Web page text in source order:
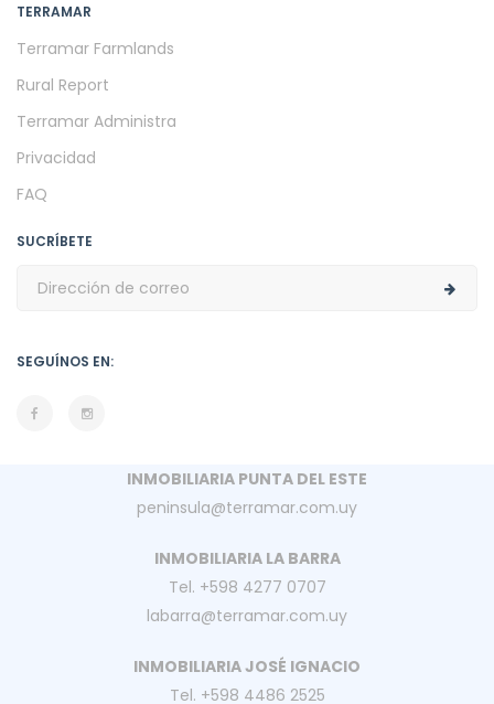
TERRAMAR
Terramar Farmlands
Rural Report
Terramar Administra
Privacidad
FAQ
SUCRÍBETE
SEGUÍNOS EN:
INMOBILIARIA PUNTA DEL ESTE
peninsula@terramar.com.uy
INMOBILIARIA LA BARRA
Tel. +598 4277 0707
labarra@terramar.com.uy
INMOBILIARIA JOSÉ IGNACIO
Tel. +598 4486 2525